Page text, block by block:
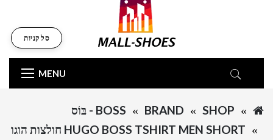
MENU
סל קניות
SHOP
BRAND
BOSS - בּוֹס
HUGO BOSS TSHIRT MEN SHORT חולצות הוגו